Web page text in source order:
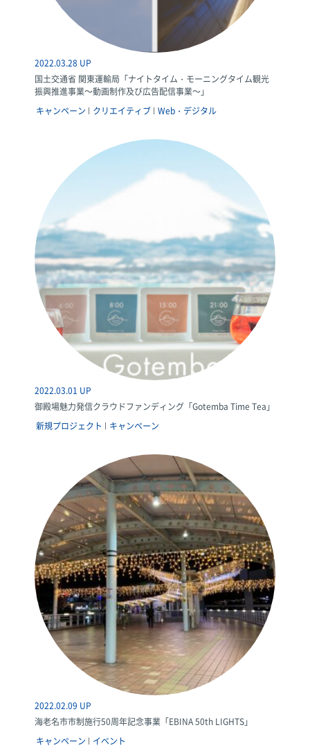
2022.03.28 UP
国土交通省 関東運輸局「ナイトタイム・モーニングタイム観光
振興推進事業～動画制作及び広告配信事業～」
キャンペーン
クリエイティブ Web・デジタル
2022.03.01 UP
御殿場魅力発信クラウドファンディング「Gotemba Time Tea」
新規プロジェクト
キャンペーン
2022.02.09 UP
海老名市市制施行50周年記念事業「EBINA 50th LIGHTS」
キャンペーン
イベント